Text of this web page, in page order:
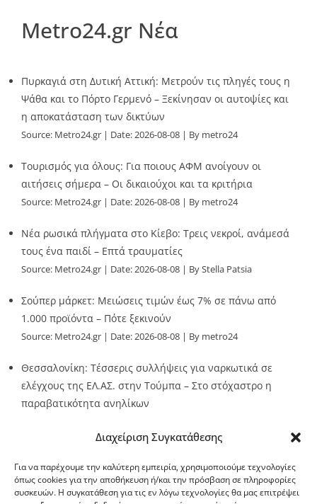
Διαχείριση Συγκατάθεσης
Για να παρέχουμε την καλύτερη εμπειρία, χρησιμοποιούμε τεχνολογίες
όπως cookies για την αποθήκευση ή/και την πρόσβαση σε πληροφορίες
συσκευών. Η συγκατάθεση για τις εν λόγω τεχνολογίες θα μας επιτρέψει
Metro24.gr Νέα
Πυρκαγιά στη Δυτική Αττική: Μετρούν τις πληγές τους η
Ψάθα και το Πόρτο Γερμενό – Ξεκίνησαν οι αυτοψίες και
η αποκατάσταση των δικτύων
Source: Metro24.gr Date: 2026-08-08 By metro24
Τουρισμός για όλους: Για ποιους ΑΦΜ ανοίγουν οι
αιτήσεις σήμερα – Οι δικαιούχοι και τα κριτήρια
Source: Metro24.gr Date: 2026-08-08 By metro24
Νέα ρωσικά πλήγματα στο Κίεβο: Τρεις νεκροί, ανάμεσά
τους ένα παιδί – Επτά τραυματίες
Source: Metro24.gr Date: 2026-08-08 By Stella Patsia
Σούπερ μάρκετ: Μειώσεις τιμών έως 7% σε πάνω από
1.000 προϊόντα – Πότε ξεκινούν
Source: Metro24.gr Date: 2026-08-08 By metro24
Θεσσαλονίκη: Τέσσερις συλλήψεις για ναρκωτικά σε
ελέγχους της ΕΛ.ΑΣ. στην Τούμπα – Στο στόχαστρο η
παραβατικότητα ανηλίκων